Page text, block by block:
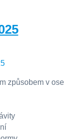
způsobem v ose